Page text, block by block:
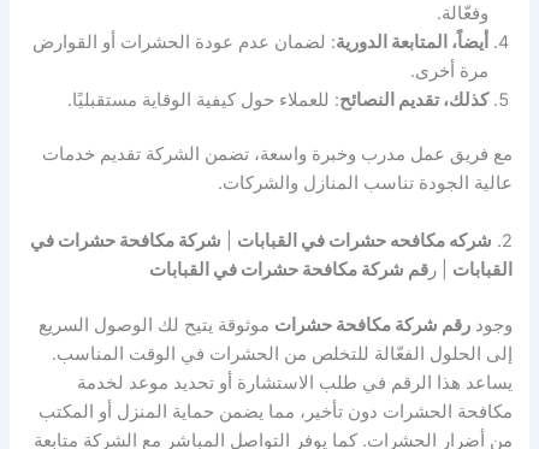
وفعّالة.
أيضاً، المتابعة الدورية: لضمان عدم عودة الحشرات أو القوارض
مرة أخرى.
كذلك، تقديم النصائح: للعملاء حول كيفية الوقاية مستقبليًا.
مع فريق عمل مدرب وخبرة واسعة، تضمن الشركة تقديم خدمات
عالية الجودة تناسب المنازل والشركات.
2. شركه مكافحه حشرات في القبابات
شركة مكافحة حشرات في
القبابات | رقم شركة مكافحة حشرات في القبابات
وجودرقم شركة مكافحة حشرات موثوقة يتيح لك الوصول السريع
إلى الحلول الفعّالة للتخلص من الحشرات في الوقت المناسب.
يساعد هذا الرقم في طلب الاستشارة أو تحديد موعد لخدمة
مكافحة الحشرات دون تأخير، مما يضمن حماية المنزل أو المكتب
من أضرار الحشرات. كما يوفر التواصل المباشر مع الشركة متابعة